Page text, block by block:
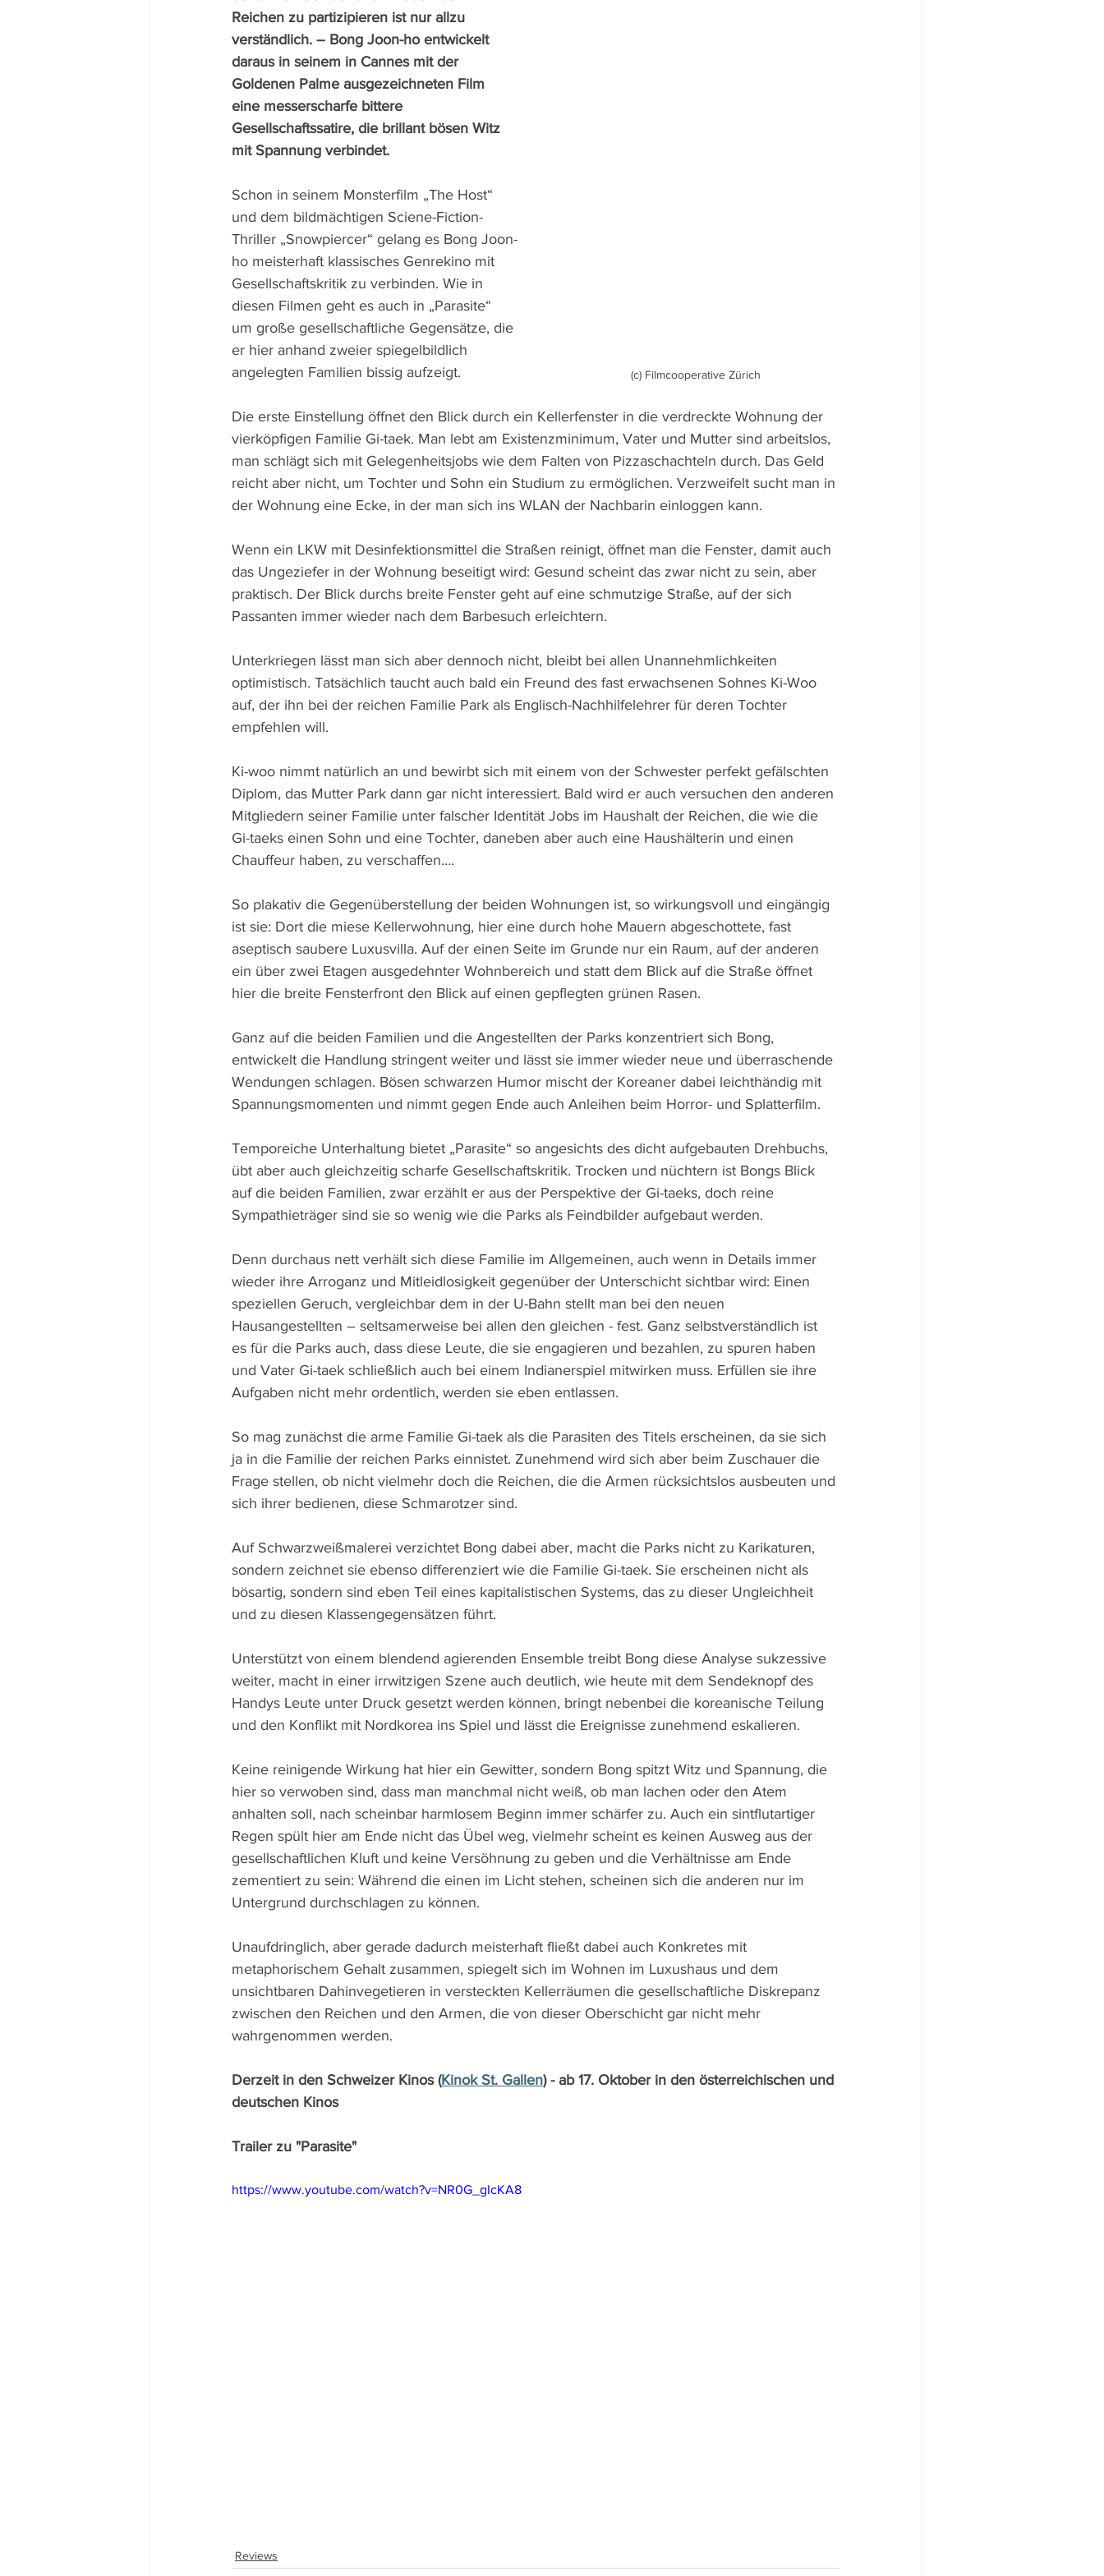
(c) Filmcooperative Zürich
Reichen zu partizipieren ist nur allzu
verständlich. – Bong Joon-ho entwickelt
daraus in seinem in Cannes mit der
Goldenen Palme ausgezeichneten Film
eine messerscharfe bittere
Gesellschaftssatire, die brillant bösen Witz
mit Spannung verbindet.
Schon in seinem Monsterfilm „The Host“
und dem bildmächtigen Sciene-Fiction-
Thriller „Snowpiercer“ gelang es Bong Joon-
ho meisterhaft klassisches Genrekino mit
Gesellschaftskritik zu verbinden. Wie in
diesen Filmen geht es auch in „Parasite“
um große gesellschaftliche Gegensätze, die
er hier anhand zweier spiegelbildlich
angelegten Familien bissig aufzeigt.
Die erste Einstellung öffnet den Blick durch ein Kellerfenster in die verdreckte Wohnung der
vierköpfigen Familie Gi-taek. Man lebt am Existenzminimum, Vater und Mutter sind arbeitslos,
man schlägt sich mit Gelegenheitsjobs wie dem Falten von Pizzaschachteln durch. Das Geld
reicht aber nicht, um Tochter und Sohn ein Studium zu ermöglichen. Verzweifelt sucht man in
der Wohnung eine Ecke, in der man sich ins WLAN der Nachbarin einloggen kann.
Wenn ein LKW mit Desinfektionsmittel die Straßen reinigt, öffnet man die Fenster, damit auch
das Ungeziefer in der Wohnung beseitigt wird: Gesund scheint das zwar nicht zu sein, aber
praktisch. Der Blick durchs breite Fenster geht auf eine schmutzige Straße, auf der sich
Passanten immer wieder nach dem Barbesuch erleichtern.
Unterkriegen lässt man sich aber dennoch nicht, bleibt bei allen Unannehmlichkeiten
optimistisch. Tatsächlich taucht auch bald ein Freund des fast erwachsenen Sohnes Ki-Woo
auf, der ihn bei der reichen Familie Park als Englisch-Nachhilfelehrer für deren Tochter
empfehlen will.
Ki-woo nimmt natürlich an und bewirbt sich mit einem von der Schwester perfekt gefälschten
Diplom, das Mutter Park dann gar nicht interessiert. Bald wird er auch versuchen den anderen
Mitgliedern seiner Familie unter falscher Identität Jobs im Haushalt der Reichen, die wie die
Gi-taeks einen Sohn und eine Tochter, daneben aber auch eine Haushälterin und einen
Chauffeur haben, zu verschaffen….
So plakativ die Gegenüberstellung der beiden Wohnungen ist, so wirkungsvoll und eingängig
ist sie: Dort die miese Kellerwohnung, hier eine durch hohe Mauern abgeschottete, fast
aseptisch saubere Luxusvilla. Auf der einen Seite im Grunde nur ein Raum, auf der anderen
ein über zwei Etagen ausgedehnter Wohnbereich und statt dem Blick auf die Straße öffnet
hier die breite Fensterfront den Blick auf einen gepflegten grünen Rasen.
Ganz auf die beiden Familien und die Angestellten der Parks konzentriert sich Bong,
entwickelt die Handlung stringent weiter und lässt sie immer wieder neue und überraschende
Wendungen schlagen. Bösen schwarzen Humor mischt der Koreaner dabei leichthändig mit
Spannungsmomenten und nimmt gegen Ende auch Anleihen beim Horror- und Splatterfilm.
Temporeiche Unterhaltung bietet „Parasite“ so angesichts des dicht aufgebauten Drehbuchs,
übt aber auch gleichzeitig scharfe Gesellschaftskritik. Trocken und nüchtern ist Bongs Blick
auf die beiden Familien, zwar erzählt er aus der Perspektive der Gi-taeks, doch reine
Sympathieträger sind sie so wenig wie die Parks als Feindbilder aufgebaut werden.
Denn durchaus nett verhält sich diese Familie im Allgemeinen, auch wenn in Details immer
wieder ihre Arroganz und Mitleidlosigkeit gegenüber der Unterschicht sichtbar wird: Einen
speziellen Geruch, vergleichbar dem in der U-Bahn stellt man bei den neuen
Hausangestellten – seltsamerweise bei allen den gleichen - fest. Ganz selbstverständlich ist
es für die Parks auch, dass diese Leute, die sie engagieren und bezahlen, zu spuren haben
und Vater Gi-taek schließlich auch bei einem Indianerspiel mitwirken muss. Erfüllen sie ihre
Aufgaben nicht mehr ordentlich, werden sie eben entlassen.
So mag zunächst die arme Familie Gi-taek als die Parasiten des Titels erscheinen, da sie sich
ja in die Familie der reichen Parks einnistet. Zunehmend wird sich aber beim Zuschauer die
Frage stellen, ob nicht vielmehr doch die Reichen, die die Armen rücksichtslos ausbeuten und
sich ihrer bedienen, diese Schmarotzer sind.
Auf Schwarzweißmalerei verzichtet Bong dabei aber, macht die Parks nicht zu Karikaturen,
sondern zeichnet sie ebenso differenziert wie die Familie Gi-taek. Sie erscheinen nicht als
bösartig, sondern sind eben Teil eines kapitalistischen Systems, das zu dieser Ungleichheit
und zu diesen Klassengegensätzen führt.
Unterstützt von einem blendend agierenden Ensemble treibt Bong diese Analyse sukzessive
weiter, macht in einer irrwitzigen Szene auch deutlich, wie heute mit dem Sendeknopf des
Handys Leute unter Druck gesetzt werden können, bringt nebenbei die koreanische Teilung
und den Konflikt mit Nordkorea ins Spiel und lässt die Ereignisse zunehmend eskalieren.
Keine reinigende Wirkung hat hier ein Gewitter, sondern Bong spitzt Witz und Spannung, die
hier so verwoben sind, dass man manchmal nicht weiß, ob man lachen oder den Atem
anhalten soll, nach scheinbar harmlosem Beginn immer schärfer zu. Auch ein sintflutartiger
Regen spült hier am Ende nicht das Übel weg, vielmehr scheint es keinen Ausweg aus der
gesellschaftlichen Kluft und keine Versöhnung zu geben und die Verhältnisse am Ende
zementiert zu sein: Während die einen im Licht stehen, scheinen sich die anderen nur im
Untergrund durchschlagen zu können.
Unaufdringlich, aber gerade dadurch meisterhaft fließt dabei auch Konkretes mit
metaphorischem Gehalt zusammen, spiegelt sich im Wohnen im Luxushaus und dem
unsichtbaren Dahinvegetieren in versteckten Kellerräumen die gesellschaftliche Diskrepanz
zwischen den Reichen und den Armen, die von dieser Oberschicht gar nicht mehr
wahrgenommen werden.
Derzeit in den Schweizer Kinos (Kinok St. Gallen) - ab 17. Oktober in den österreichischen und
deutschen Kinos
Trailer zu "Parasite"
https://www.youtube.com/watch?v=NR0G_gIcKA8
Reviews